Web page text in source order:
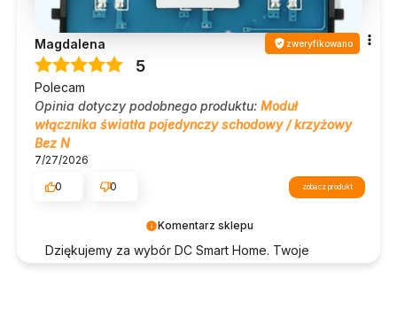
Komentarz sklepu
Dziękujemy za wybór DC Smart Home. Twoje
Magdalena zweryfikowano
5
Polecam
Opinia dotyczy podobnego produktu: Moduł
włącznika światła pojedynczy schodowy / krzyżowy
Bez N
7/27/2026
0
0 zobacz produkt